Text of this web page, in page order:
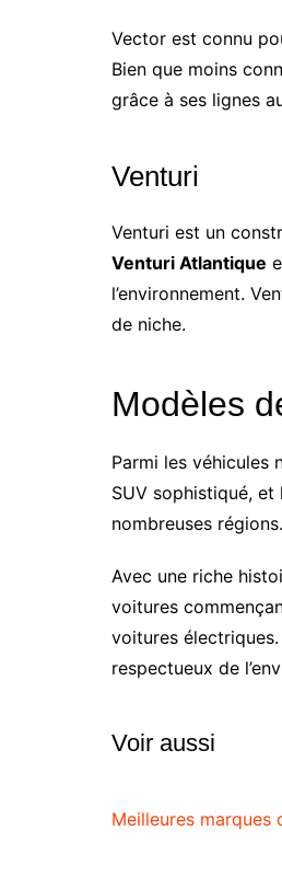
Vector est connu
Bien que moins
grâce à ses lignes
Venturi
Venturi est un
Venturi Atlantique
l’environnement.
de niche.
Modèles
Parmi les véhicules
SUV sophistiqué, et
nombreuses
Avec une riche
voitures
voitures
respectueux de
Voir aussi
Meilleures marques